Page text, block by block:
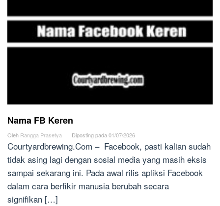
Nama FB Keren
Oleh Rangga Prasetya Diposting pada 01/07/2026
Courtyardbrewing.Com – Facebook, pasti kalian sudah
tidak asing lagi dengan sosial media yang masih eksis
sampai sekarang ini. Pada awal rilis apliksi Facebook
dalam cara berfikir manusia berubah secara
signifikan […]